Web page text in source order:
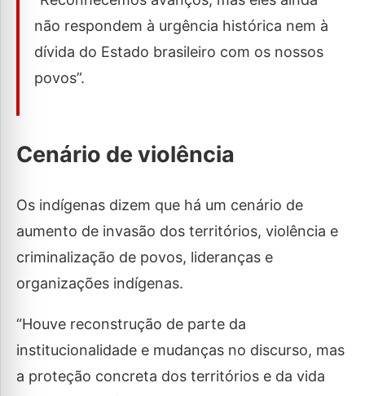
não respondem à urgência histórica nem à
dívida do Estado brasileiro com os nossos
povos”.
Cenário de violência
Os indígenas dizem que há um cenário de
aumento de invasão dos territórios, violência e
criminalização de povos, lideranças e
organizações indígenas.
“Houve reconstrução de parte da
institucionalidade e mudanças no discurso, mas
a proteção concreta dos territórios e da vida